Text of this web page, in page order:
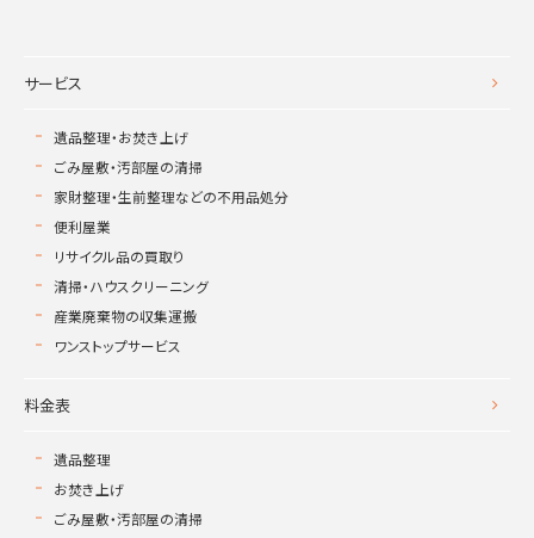
サービス
遺品整理・お焚き上げ
ごみ屋敷・汚部屋の清掃
家財整理・生前整理などの不用品処分
便利屋業
リサイクル品の買取り
清掃・ハウスクリーニング
産業廃棄物の収集運搬
ワンストップサービス
料金表
遺品整理
お焚き上げ
ごみ屋敷・汚部屋の清掃